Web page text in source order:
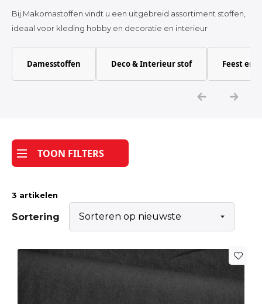
Katoen
Tijdpakker stof
Bij Makomastoffen vindt u een uitgebreid assortiment stoffen,
ideaal voor kleding hobby en decoratie en interieur
Damesstoffen Deco & Interieur stof Feest en
TOON FILTERS
3 artikelen
Sortering